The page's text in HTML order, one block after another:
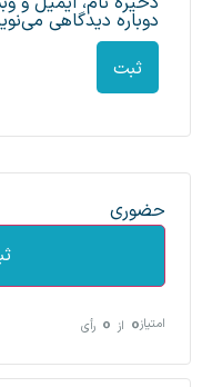
دوباره دیدگاهی
حضوری
امتیاز0 از 0 رأی